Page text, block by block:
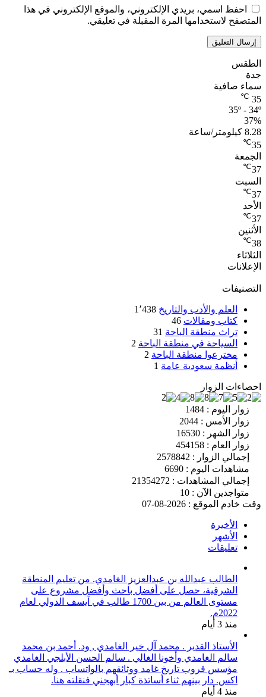
احفظ اسمي، بريدي الإلكتروني، والموقع الإلكتروني في هذا
المتصفح لاستخدامها المرة المقبلة في تعليقي.
الطقس
جدة
سماء صافية
35
℃
35º - 34º
37%
8.28 كيلومتر/ساعة
35
℃
الجمعة
37
℃
السبت
37
℃
الأحد
37
℃
الأثنين
38
℃
الثلاثاء
الإعلانات
التصنيفات
العلم والأدب والتاريخ 1٬438
كتاب ومقالات 46
تراث منطقة الباحة 31
السياحة في منطقة الباحة 2
مخترعوا منطقة الباحة 2
أنظمة سعودية عامة 1
احصاءات الزوار
زوار اليوم : 1484
زوار الأمس : 2044
زوار الشهر : 16530
زوار العام : 454158
إجمالي الزوار : 2578842
مشاهدات اليوم : 6690
إجمالي المشاهدات : 21354272
متواجدين الآن : 10
وقت خادم الموقع : 2026-08-07
الأخيرة
الأشهر
تعليقات
الطالب عبدالله بن عبدالعزيز الغامدي. من تعليم المنطقة
الشرقية، حصل على أفضل باحث وأفضل مشروع على
مستوى العالم من بين 1700 طالب في آيسف الدولي لعام
2022م.
منذ 3 أيام
الأستاذ القدير . محمد آل خير الغامدي , ود. أحمد بن محمد
سالم الغامدي وأخونا الغالي . سالم الحسن الأبلجي الغامدي
مؤسس قروب تاريخ غامد ووثائقهم بالواتساب . وله حساب بـ
اكس. دار بينهم ثناء أساتذة كبار أبهجني فنقلته هنا.
منذ 4 أيام